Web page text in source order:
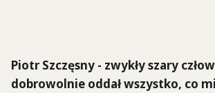
Piotr Szczęsny - zwykły szary
dobrowolnie oddał wszystko, co